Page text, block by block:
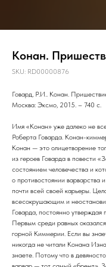
Конан.
SKU: RD00000876
Говард, Р.И.. Конан.
Москва: Эксмо, 2015. – 740 с.
Имя «Конан» уже далеко не
Роберта Говарда. Конан-
Конан — это олицетворение
из героев Говарда в повести
состоянием человечества и
о противостоянии варварства
почти всей своей карьеры.
всесокрушающим и
Говарда, постоянно утверждая
Первым среди равных
горной Киммерии. Если вы
никогда не читали Конана
знаете. Потому что в